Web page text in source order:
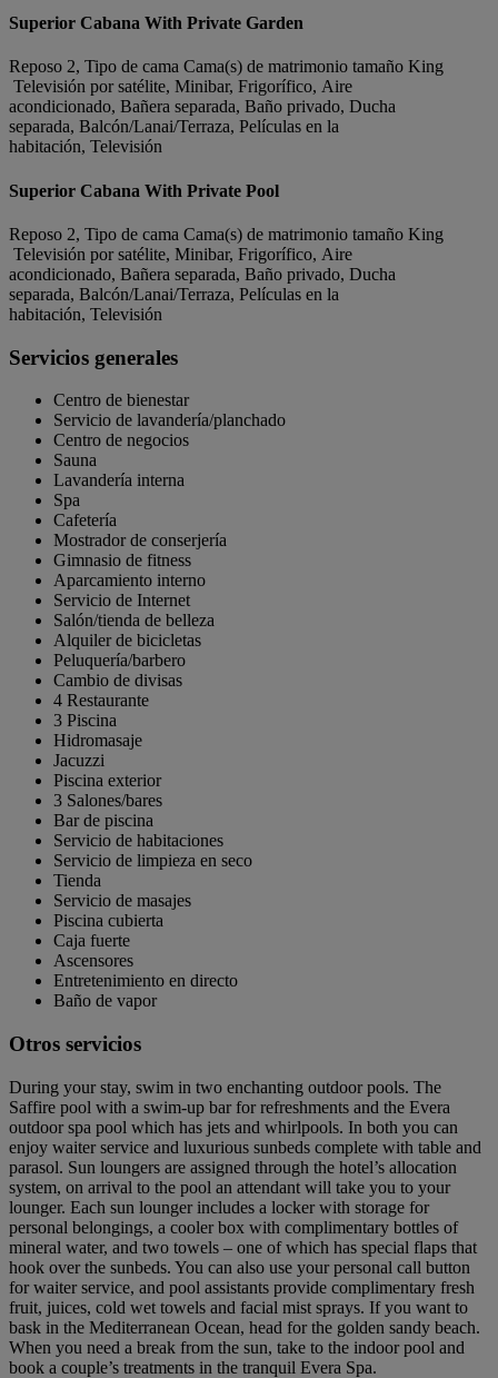
Superior Cabana With Private Garden
Reposo 2, Tipo de cama Cama(s) de matrimonio tamaño King
Televisión por satélite, Minibar, Frigorífico, Aire
acondicionado, Bañera separada, Baño privado, Ducha
separada, Balcón/Lanai/Terraza, Películas en la
habitación, Televisión
Superior Cabana With Private Pool
Reposo 2, Tipo de cama Cama(s) de matrimonio tamaño King
Televisión por satélite, Minibar, Frigorífico, Aire
acondicionado, Bañera separada, Baño privado, Ducha
separada, Balcón/Lanai/Terraza, Películas en la
habitación, Televisión
Servicios generales
Centro de bienestar
Servicio de lavandería/planchado
Centro de negocios
Sauna
Lavandería interna
Spa
Cafetería
Mostrador de conserjería
Gimnasio de fitness
Aparcamiento interno
Servicio de Internet
Salón/tienda de belleza
Alquiler de bicicletas
Peluquería/barbero
Cambio de divisas
4 Restaurante
3 Piscina
Hidromasaje
Jacuzzi
Piscina exterior
3 Salones/bares
Bar de piscina
Servicio de habitaciones
Servicio de limpieza en seco
Tienda
Servicio de masajes
Piscina cubierta
Caja fuerte
Ascensores
Entretenimiento en directo
Baño de vapor
Otros servicios
During your stay, swim in two enchanting outdoor pools. The
Saffire pool with a swim-up bar for refreshments and the Evera
outdoor spa pool which has jets and whirlpools. In both you can
enjoy waiter service and luxurious sunbeds complete with table and
parasol. Sun loungers are assigned through the hotel’s allocation
system, on arrival to the pool an attendant will take you to your
lounger. Each sun lounger includes a locker with storage for
personal belongings, a cooler box with complimentary bottles of
mineral water, and two towels – one of which has special flaps that
hook over the sunbeds. You can also use your personal call button
for waiter service, and pool assistants provide complimentary fresh
fruit, juices, cold wet towels and facial mist sprays. If you want to
bask in the Mediterranean Ocean, head for the golden sandy beach.
When you need a break from the sun, take to the indoor pool and
book a couple’s treatments in the tranquil Evera Spa.